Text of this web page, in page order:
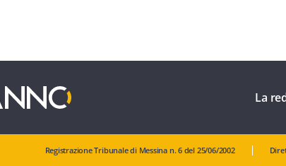
La
Registrazione Tribunale di Messina n. 6 del 25/06/2002